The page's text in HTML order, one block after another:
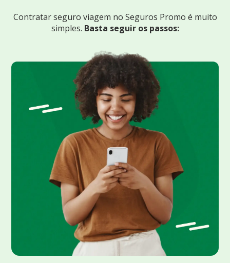
Contratar seguro viagem no Seguros Promo é muito
simples. Basta seguir os passos: